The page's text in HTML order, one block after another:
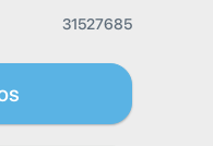
31527685